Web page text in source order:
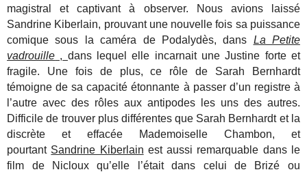
magistral et captivant à observer. Nous avions laissé
Sandrine Kiberlain, prouvant une nouvelle fois sa puissance
comique sous la caméra de Podalydès, dans La Petite
vadrouille , dans lequel elle incarnait une Justine forte et
fragile. Une fois de plus, ce rôle de Sarah Bernhardt
témoigne de sa capacité étonnante à passer d’un registre à
l’autre avec des rôles aux antipodes les uns des autres.
Difficile de trouver plus différentes que Sarah Bernhardt et la
discrète et effacée Mademoiselle Chambon, et
pourtant Sandrine Kiberlain est aussi remarquable dans le
film de Nicloux qu’elle l’était dans celui de Brizé ou